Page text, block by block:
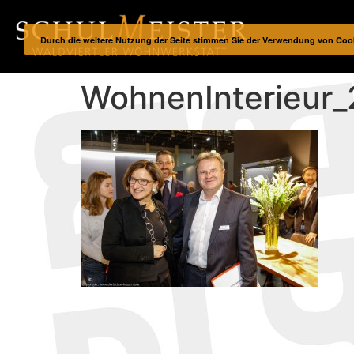
Durch die weitere Nutzung der Seite stimmen Sie der Verwendung von